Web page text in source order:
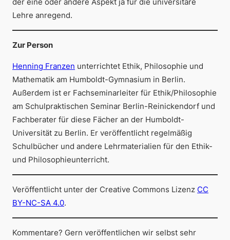
Lehre anregend.
Zur Person
Henning Franzen unterrichtet Ethik, Philosophie und
Mathematik am Humboldt-Gymnasium in Berlin.
Außerdem ist er Fachseminarleiter für Ethik/Philosophie
am Schulpraktischen Seminar Berlin-Reinickendorf und
Fachberater für diese Fächer an der Humboldt-
Universität zu Berlin. Er veröffentlicht regelmäßig
Schulbücher und andere Lehrmaterialien für den Ethik-
und Philosophieunterricht.
Veröffentlicht unter der Creative Commons Lizenz CC
BY-NC-SA 4.0.
Kommentare? Gern veröffentlichen wir selbst sehr